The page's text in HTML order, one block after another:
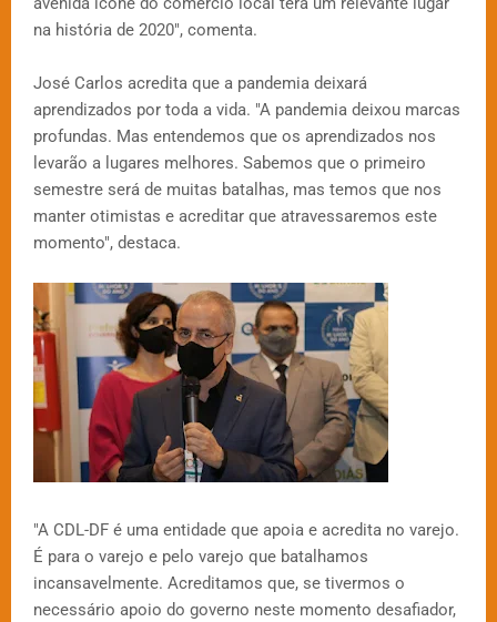
na história de 2020", comenta.
José Carlos acredita que a pandemia deixará
aprendizados por toda a vida. "A pandemia deixou marcas
profundas. Mas entendemos que os aprendizados nos
levarão a lugares melhores. Sabemos que o primeiro
semestre será de muitas batalhas, mas temos que nos
manter otimistas e acreditar que atravessaremos este
momento", destaca.
"A CDL-DF é uma entidade que apoia e acredita no varejo.
É para o varejo e pelo varejo que batalhamos
incansavelmente. Acreditamos que, se tivermos o
necessário apoio do governo neste momento desafiador,